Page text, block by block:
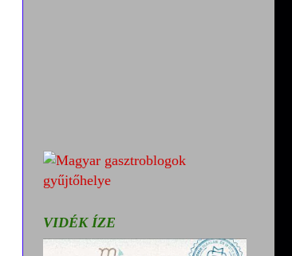
VIDÉK ÍZE